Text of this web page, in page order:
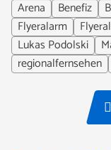
Arena
Benefiz
Flyeralarm
Lukas Podolski
regionalfernsehen